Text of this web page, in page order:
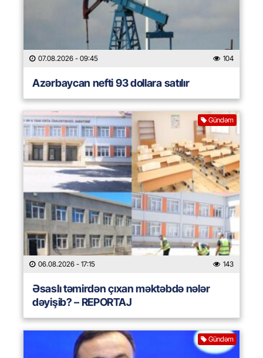
07.08.2026 - 09:45 104
Azərbaycan nefti 93 dollara satılır
Gündəm
06.08.2026 - 17:15 143
Əsaslı təmirdən çıxan məktəbdə nələr
dəyişib? – REPORTAJ
Gündəm